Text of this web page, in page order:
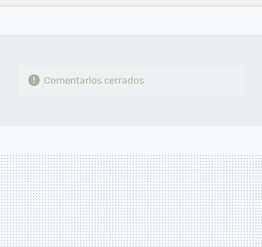
FACEBOOK
TWITTERFLIPBOARD
E-
WHATSAPP
Comentarios cerrados